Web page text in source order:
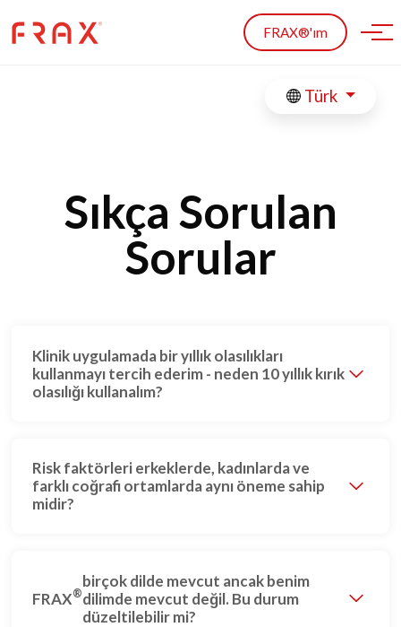
FRAX®'ım
Türk
Sıkça Sorulan
Sorular
Klinik uygulamada bir yıllık olasılıkları
kullanmayı tercih ederim - neden 10 yıllık kırık
olasılığı kullanalım?
Risk faktörleri erkeklerde, kadınlarda ve
farklı coğrafi ortamlarda aynı öneme sahip
midir?
FRAX®
birçok dilde mevcut ancak benim
dilimde mevcut değil. Bu durum
düzeltilebilir mi?